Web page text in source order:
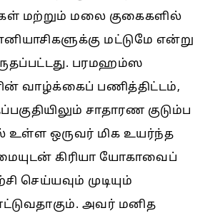
மற்றும் மலை குகைகளில்
மட்டுமே என்று
பரமஹம்ஸ
வாழ்க்கைப் பணித்திட்டம்,
சாதாரண குடும்ப
உள்ள ஒருவர் மிக உயர்ந்த
கிரியா யோகாவைப்
செய்யவும் முடியும்
அவர் மனித